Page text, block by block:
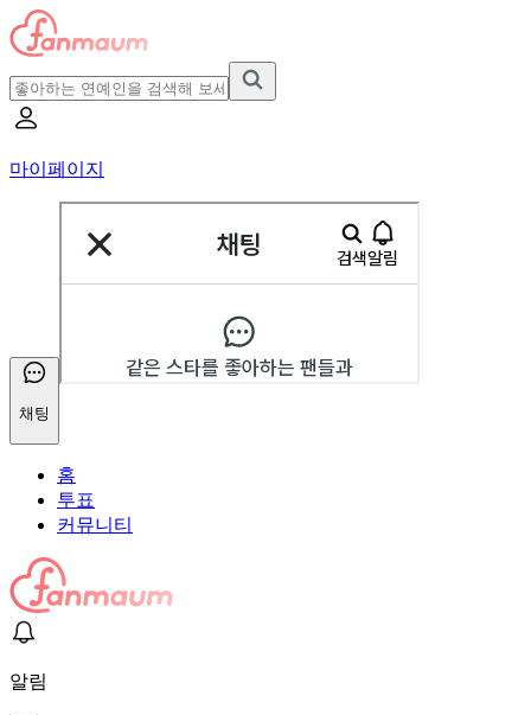
마이페이지
채팅
홈
투표
커뮤니티
알림